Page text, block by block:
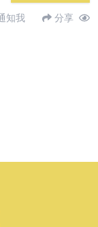
知我 分享